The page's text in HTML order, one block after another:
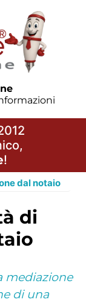
!
dal notaio
mediazione
di una